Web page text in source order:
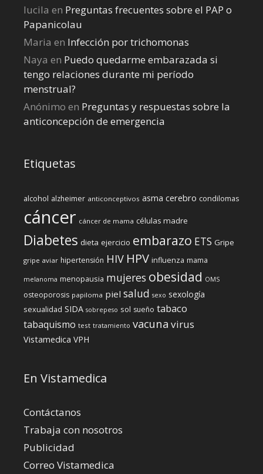
lucila en Preguntas frecuentes sobre el PAP o
Papanicolau
Maria en Infección por trichomonas
Naya en Puedo quedarme embarazada si
tengo relaciones durante mi perí­odo
menstrual?
Anónimo en Preguntas y respuestas sobre la
anticoncepción de emergencia
Etiquetas
alcohol alzheimer anticonceptivos asma cerebro condilomas
cáncer cáncer de mama células madre
Diabetes dieta ejercicio embarazo ETS Gripe
gripe aviar hipertensión HIV HPV influenza mama
melanoma menopausia mujeres obesidad OMS
osteoporosis papiloma piel salud sexo sexología
sexualidad SIDA sobrepeso sol sueño tabaco
tabaquismo test tratamiento vacuna virus
Vistamedica VPH
En Vistamedica
Contáctanos
Trabaja con nosotros
Publicidad
Correo Vistamedica